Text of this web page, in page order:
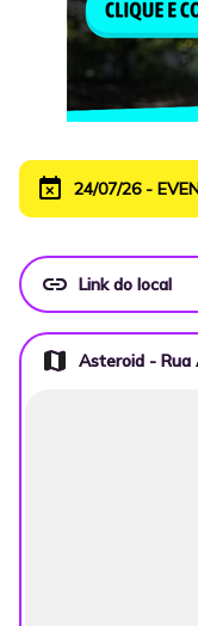
event_busy 24/07/26 -
link Link do local
map Asteroid - Rua